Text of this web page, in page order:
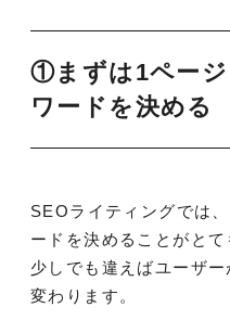
①まずは1ページ
ワードを決める
SEOライティングでは
ードを決めることがと
少しでも違えばユーザ
変わります。